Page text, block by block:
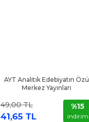
AYT Analitik Edebiyatın Özü
Merkez Yayınları
49,00 TL
41,65 TL
%15
indirim